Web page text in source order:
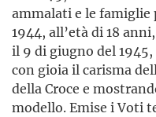
ammalati e le famiglie
1944, all’età di 18
il 9 di giugno del
con gioia il carisma
della Croce e
modello. Emise i Voti